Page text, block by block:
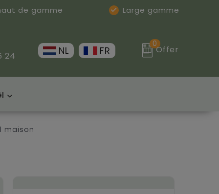
de gamme
Large gamme
24 NL FR
0
Offer
maison